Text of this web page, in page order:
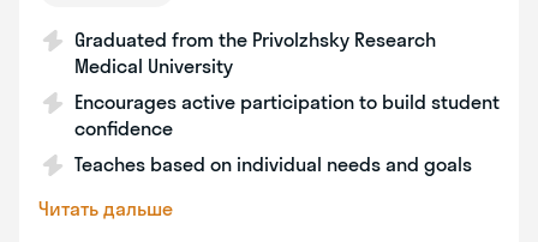
Graduated from the Privolzhsky Research
Medical University
Encourages active participation to build student
confidence
Teaches based on individual needs and goals
Читать дальше